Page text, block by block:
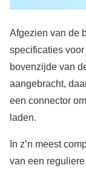
Afgezien van de
specificaties
bovenzijde van
aangebracht,
een connector
laden.
In z’n meest
van een